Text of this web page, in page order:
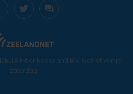
DELTA Fiber Nederland B.V. Geniet van je
zaterdag!